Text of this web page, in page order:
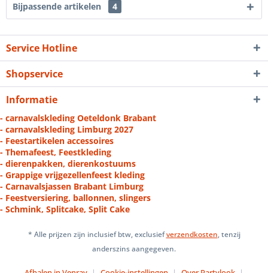
Bijpassende artikelen 4
Service Hotline
Shopservice
Informatie
- carnavalskleding Oeteldonk Brabant
- carnavalskleding Limburg 2027
- Feestartikelen accessoires
- Themafeest, Feestkleding
- dierenpakken, dierenkostuums
- Grappige vrijgezellenfeest kleding
- Carnavalsjassen Brabant Limburg
- Feestversiering, ballonnen, slingers
- Schmink, Splitcake, Split Cake
* Alle prijzen zijn inclusief btw, exclusiefverzendkosten, tenzij
anderszins aangegeven.